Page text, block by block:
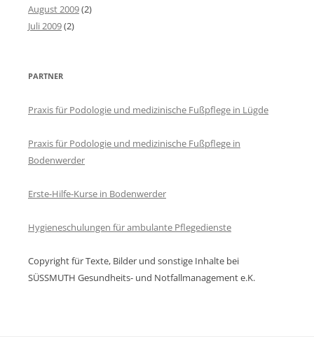
August 2009(2)
Juli 2009(2)
PARTNER
Praxis für Podologie und medizinische Fußpflege in Lügde
Praxis für Podologie und medizinische Fußpflege in
Bodenwerder
Erste-Hilfe-Kurse in Bodenwerder
Hygieneschulungen für ambulante Pflegedienste
Copyright für Texte, Bilder und sonstige Inhalte bei
SÜSSMUTH Gesundheits- und Notfallmanagement e.K.